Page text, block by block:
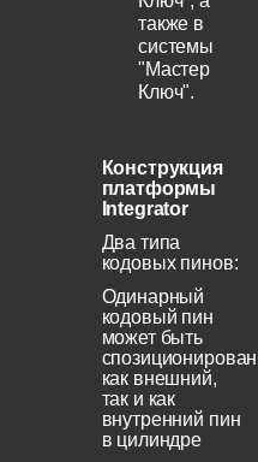
также в
системы
"Мастер
Ключ".
Конструкция
платформы
Integrator
Два типа
кодовых пинов:
Одинарный
кодовый пин
может быть
спозиционирован
как внешний,
так и как
внутренний пин
в цилиндре